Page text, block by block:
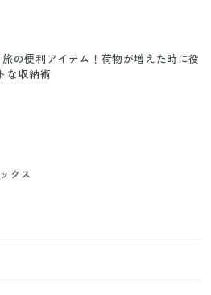
旅の便利アイテム！荷物が増えた時に役
な収納術
クス